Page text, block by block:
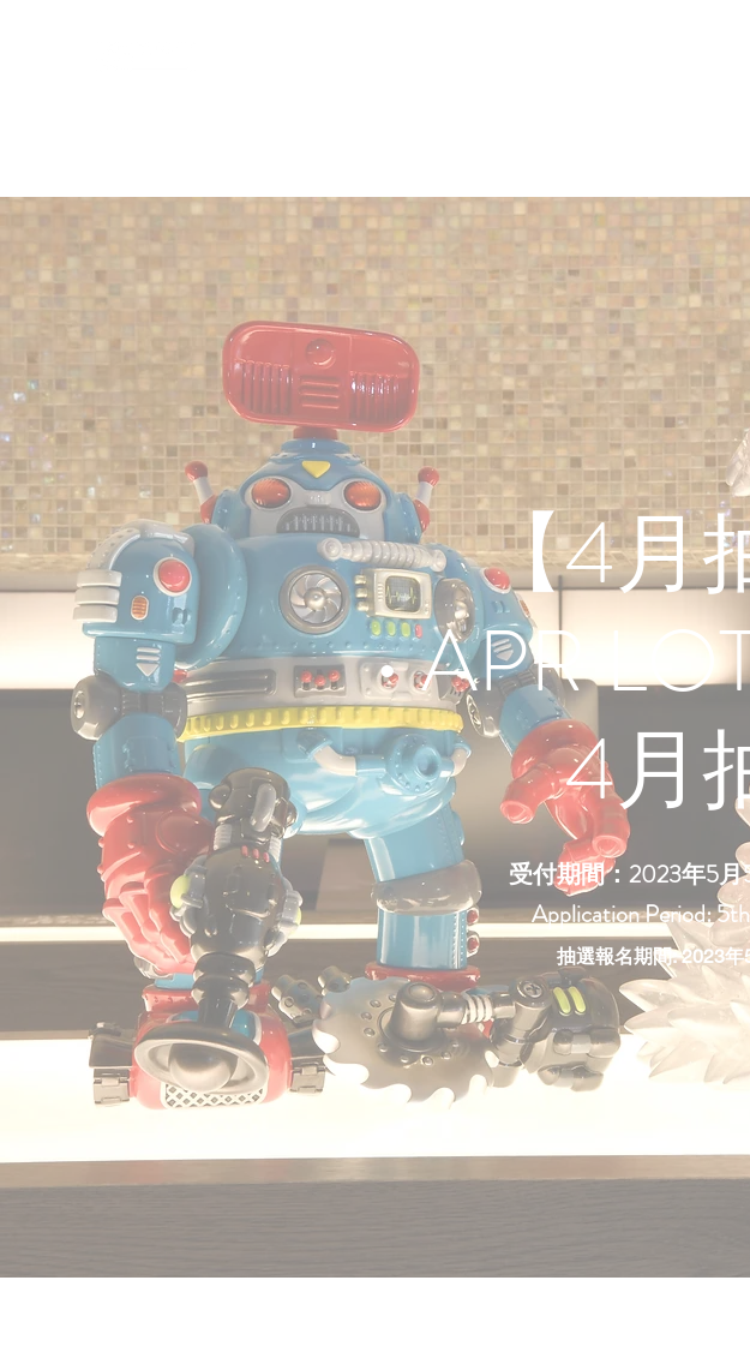
【4月
• APR
4月
受付期間：2023年5
Application Period:
抽選報名期間: 2023